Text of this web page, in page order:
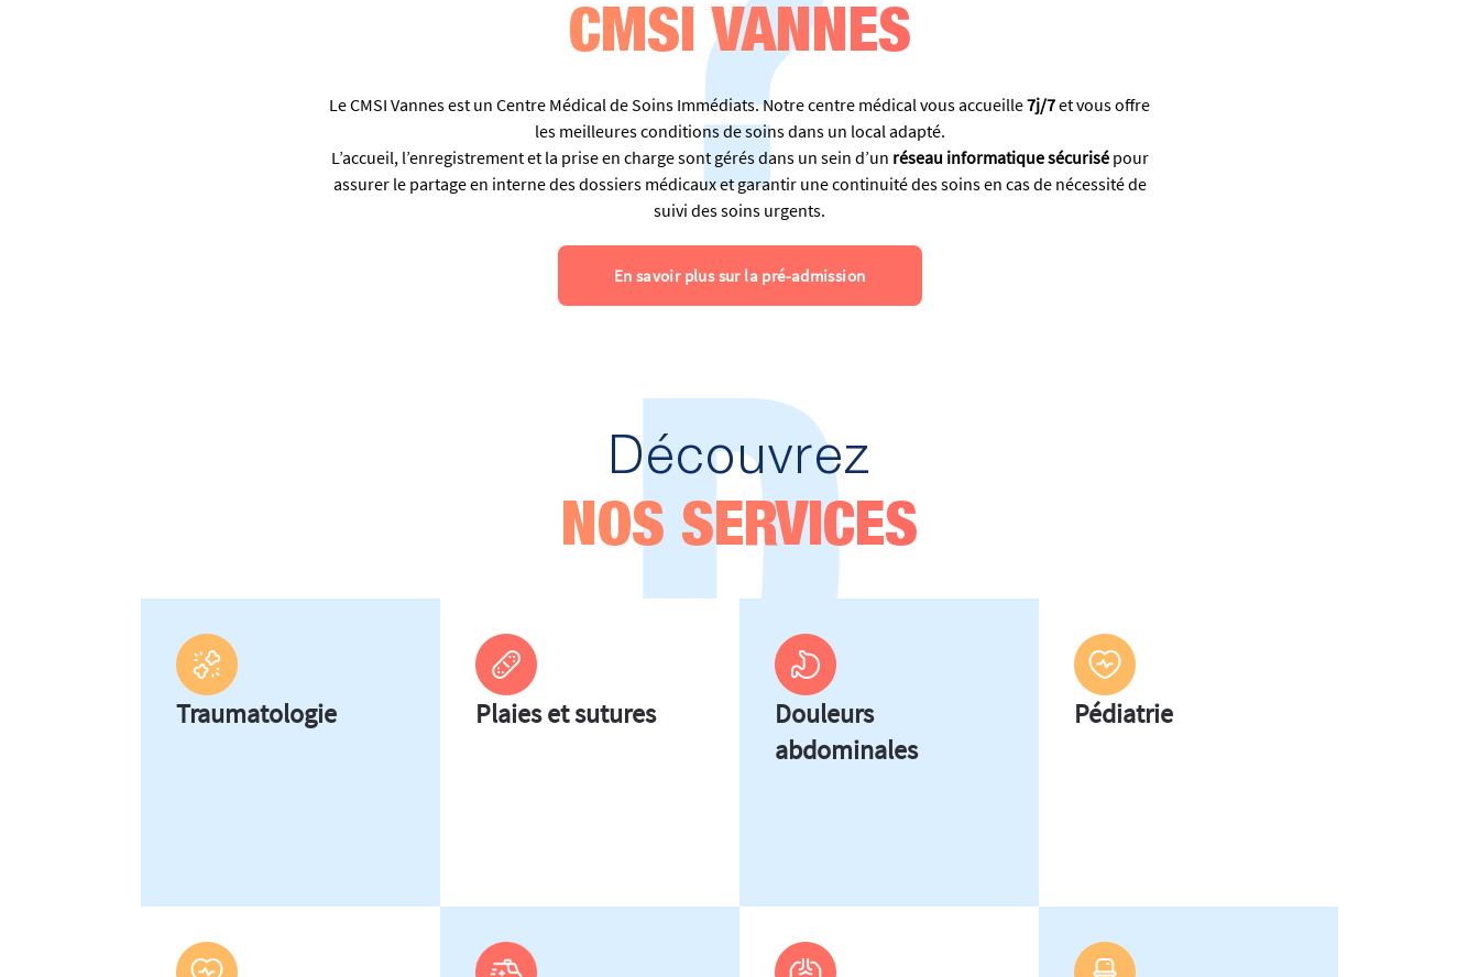
CMSI VANNES
Le CMSI Vannes est un Centre Médical de Soins Immédiats. Notre centre médical vous accueille7j/7et vous offre
les meilleures conditions de soins dans un local adapté.
L’accueil, l’enregistrement et la prise en charge sont gérés dans un sein d’un réseau informatiquesécurisépour
assurer le partage en interne des dossiers médicaux et garantir une continuité des soins en cas de nécessité de
suivi des soins urgents.
En savoir plus sur la pré-admission
D
Découvrez
NOS SERVICES
Traumatologie Plaies et sutures
Douleurs
abdominales
Pédiatrie